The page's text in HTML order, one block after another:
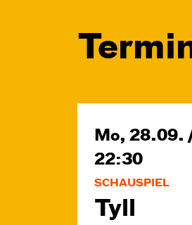
Mo, 28.09.
22:30
SCHAUSPIEL
Tyll